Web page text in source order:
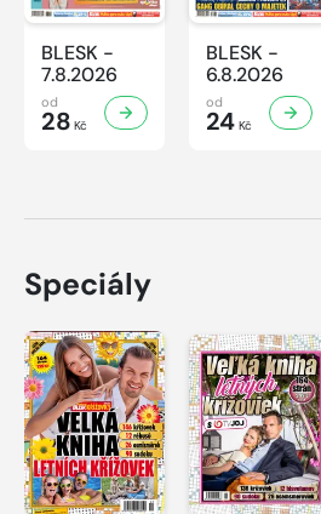
BLESK -
7.8.2026
od
28 Kč
BLESK -
6.8.2026
od
24Kč
Speciály